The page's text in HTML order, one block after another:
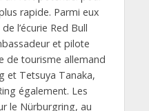
rapide. Parmi eux
l’écurie Red Bull
et pilote
de tourisme allemand
et Tetsuya Tanaka,
également. Les
le Nürburgring, au